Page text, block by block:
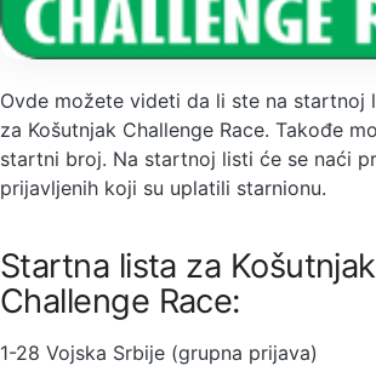
Ovde možete videti da li ste na startnoj
za Košutnjak Challenge Race. Takođe
startni broj. Na startnoj listi će se naći
prijavljenih koji su uplatili starnionu.
Startna lista za Košutnjak
Challenge Race:
1-28 Vojska Srbije (grupna prijava)